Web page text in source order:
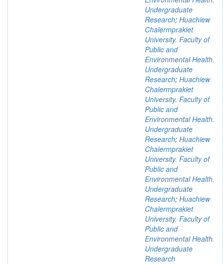
Undergraduate
Research; Huachiew
Chalermprakiet
University. Faculty of
Public and
Environmental Health.
Undergraduate
Research; Huachiew
Chalermprakiet
University. Faculty of
Public and
Environmental Health.
Undergraduate
Research; Huachiew
Chalermprakiet
University. Faculty of
Public and
Environmental Health.
Undergraduate
Research; Huachiew
Chalermprakiet
University. Faculty of
Public and
Environmental Health.
Undergraduate
Research